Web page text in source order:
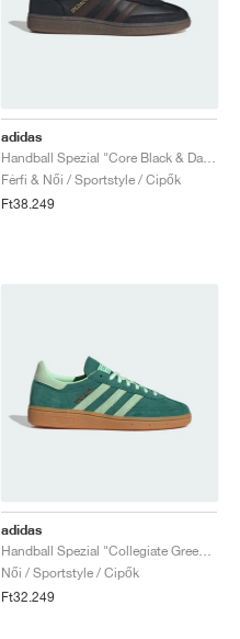
adidas
Férfi & Női / Sportstyle / Cipők
Ft38.249
adidas
Női / Sportstyle / Cipők
Ft32.249